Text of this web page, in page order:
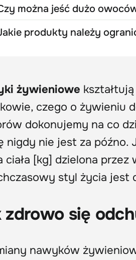
można jeść dużo
produkty należy
żywieniowe
czego o żywieniu
dokonujemy na co
nigdy nie jest za późno.
ciała [kg] dzielona
styl życia jest
zdrowo się
nawyków